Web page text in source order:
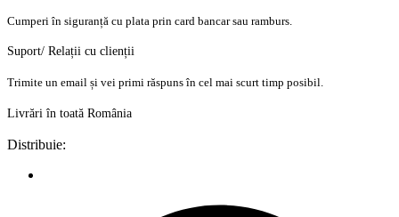
Cumperi în siguranță cu plata prin card bancar sau ramburs.
Suport/ Relații cu clienții
Trimite un email și vei primi răspuns în cel mai scurt timp posibil.
Livrări în toată România
Distribuie: